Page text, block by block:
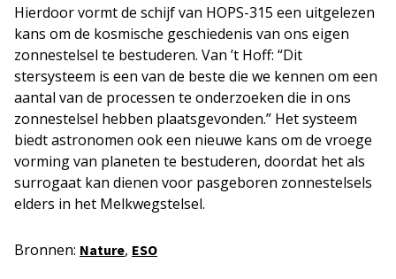
Hierdoor vormt de schijf van HOPS-315 een uitgelezen
kans om de kosmische geschiedenis van ons eigen
zonnestelsel te bestuderen. Van ’t Hoff: “Dit
stersysteem is een van de beste die we kennen om een
aantal van de processen te onderzoeken die in ons
zonnestelsel hebben plaatsgevonden.” Het systeem
biedt astronomen ook een nieuwe kans om de vroege
vorming van planeten te bestuderen, doordat het als
surrogaat kan dienen voor pasgeboren zonnestelsels
elders in het Melkwegstelsel.
Bronnen: Nature, ESO